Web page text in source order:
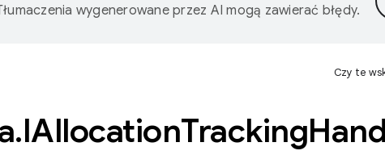
wygenerowane przez AI mogą zawierać błędy.
Czy te
.IAllocationTracking